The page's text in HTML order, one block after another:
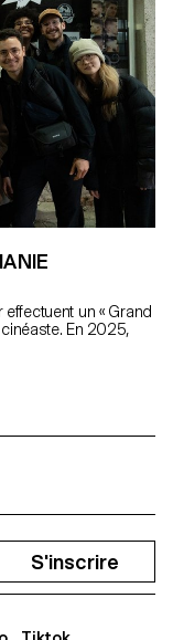
un « Grand
En 2025,
S'inscrire